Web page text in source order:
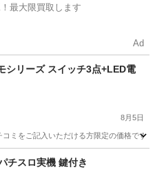
最大限買取します
Ad
シリーズ スイッチ3点+LED電
8月5日
ミをご記入いただける方限定の価格です
チスロ実機 鍵付き